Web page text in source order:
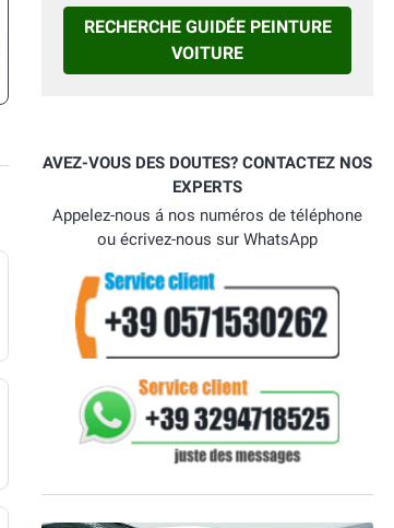
RECHERCHE GUIDÉE PEINTURE
VOITURE
AVEZ-VOUS DES DOUTES? CONTACTEZ NOS
EXPERTS
Appelez-nous á nos numéros de téléphone
ou écrivez-nous sur WhatsApp